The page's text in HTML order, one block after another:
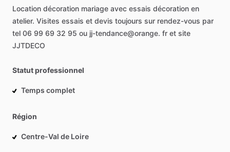
Location décoration mariage avec essais décoration en
atelier. Visites essais et devis toujours sur rendez-vous par
tel 06 99 69 32 95 ou jj-tendance@orange. fr et site
JJTDECO
Statut professionnel
Temps complet
Région
Centre-Val de Loire